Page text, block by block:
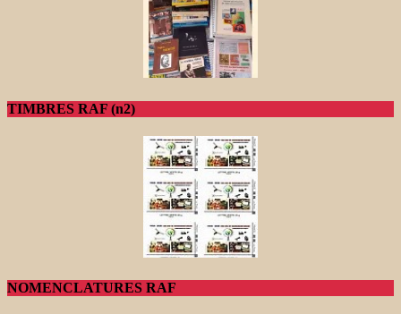
TIMBRES RAF (n2)
NOMENCLATURES RAF